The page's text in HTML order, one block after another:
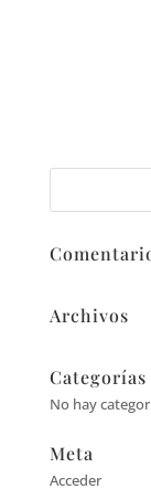
Archivos
Categorías
No hay
Meta
Acceder